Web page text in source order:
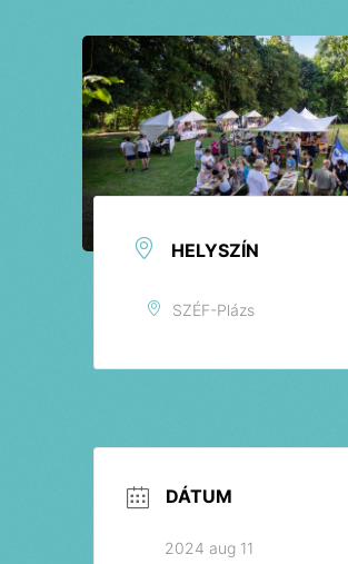
HELYSZÍN
SZÉF-Plázs
DÁTUM
2024 aug 11